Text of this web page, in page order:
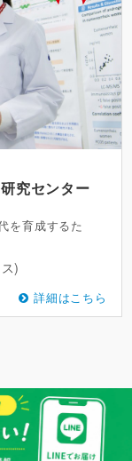
究センター
を育成するた
)
詳細はこちら